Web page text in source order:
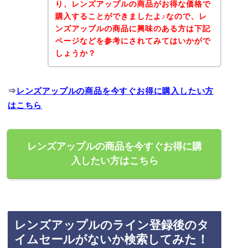
り、レンズアップルの商品がお得な価格で
購入することができましたよ♪なので、レ
ンズアップルの商品に興味のある方は下記
ページなどを参考にされてみてはいかがで
しょうか？
⇒ レンズアップルの商品を今すぐお得に購入したい方
はこちら
レンズアップルの商品を今すぐお得に購
入したい方はこちら
レンズアップルのライン登録後のタ
イムセールがないか検索してみた！